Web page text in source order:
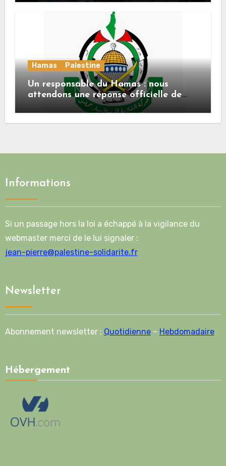
Hamas Palestine
Un responsable du Hamas : nous
attendons une réponse officielle de
Mladenov concernant la feuille de
route de la deuxième phase de l’accord
Informations
Si un passage hors la loi a échappé à la vigilance du
webmaster merci de le lui signaler :
jean-pierre@palestine-solidarite.fr
Newsletter
Abonnement newsletter : Quotidienne– Hebdomadaire
Hébergement